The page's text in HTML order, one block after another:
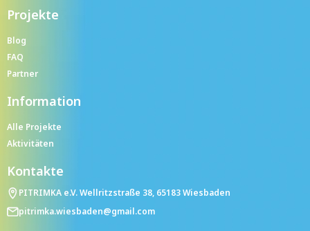
Projekte
Blog
FAQ
Partner
Information
Alle Projekte
Aktivitäten
Kontakte
PITRIMKA e.V. Wellritzstraße 38, 65183 Wiesbaden
pitrimka.wiesbaden@gmail.com